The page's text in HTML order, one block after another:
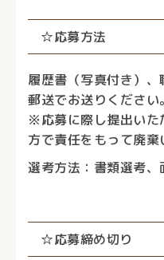
☆応募方法
履歴書（写真付き）
郵送でお送りください。
※応募に際し提出いた
方で責任をもって廃棄
選考方法：書類選考、
☆応募締め切り